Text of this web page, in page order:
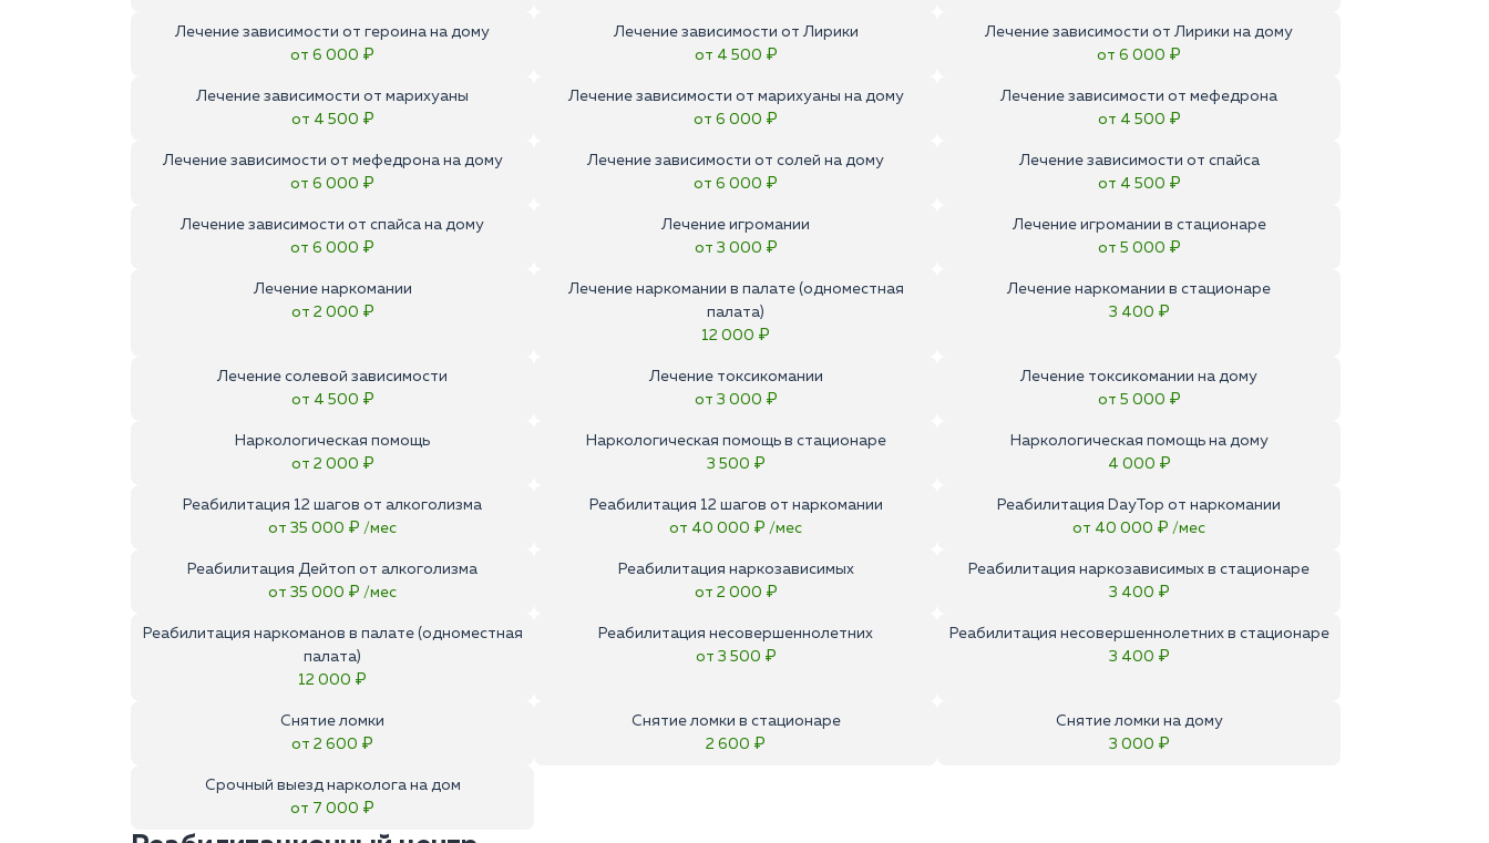
Лечение зависимости от героина на дому
от 6 000 ₽
Лечение зависимости от Лирики
от 4 500 ₽
Лечение зависимости от Лирики на дому
от 6 000 ₽
Лечение зависимости от марихуаны
от 4 500 ₽
Лечение зависимости от марихуаны на дому
от 6 000 ₽
Лечение зависимости от мефедрона
от 4 500 ₽
Лечение зависимости от мефедрона на дому
от 6 000 ₽
Лечение зависимости от солей на дому
от 6 000 ₽
Лечение зависимости от спайса
от 4 500 ₽
Лечение зависимости от спайса на дому
от 6 000 ₽
Лечение игромании
от 3 000 ₽
Лечение игромании в стационаре
от 5 000 ₽
Лечение наркомании
от 2 000 ₽
Лечение наркомании в палате (одноместная
палата)
12 000 ₽
Лечение наркомании в стационаре
3 400 ₽
Лечение солевой зависимости
от 4 500 ₽
Лечение токсикомании
от 3 000 ₽
Лечение токсикомании на дому
от 5 000 ₽
Наркологическая помощь
от 2 000 ₽
Наркологическая помощь в стационаре
3 500 ₽
Наркологическая помощь на дому
4 000 ₽
Реабилитация 12 шагов от алкоголизма
от 35 000 ₽ /мес
Реабилитация 12 шагов от наркомании
от 40 000 ₽ /мес
Реабилитация DayTop от наркомании
от 40 000 ₽ /мес
Реабилитация Дейтоп от алкоголизма
от 35 000 ₽ /мес
Реабилитация наркозависимых
от 2 000 ₽
Реабилитация наркозависимых в стационаре
3 400 ₽
Реабилитация наркоманов в палате (одноместная
палата)
12 000 ₽
Реабилитация несовершеннолетних
от 3 500 ₽
Реабилитация несовершеннолетних в стационаре
3 400 ₽
Снятие ломки
от 2 600 ₽
Снятие ломки в стационаре
2 600 ₽
Снятие ломки на дому
3 000 ₽
Срочный выезд нарколога на дом
от 7 000 ₽